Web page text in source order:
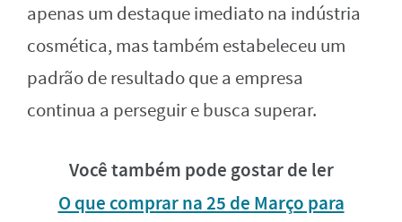
apenas um destaque imediato na indústria
cosmética, mas também estabeleceu um
padrão de resultado que a empresa
continua a perseguir e busca superar.
Você também pode gostar de ler
O que comprar na 25 de Março para